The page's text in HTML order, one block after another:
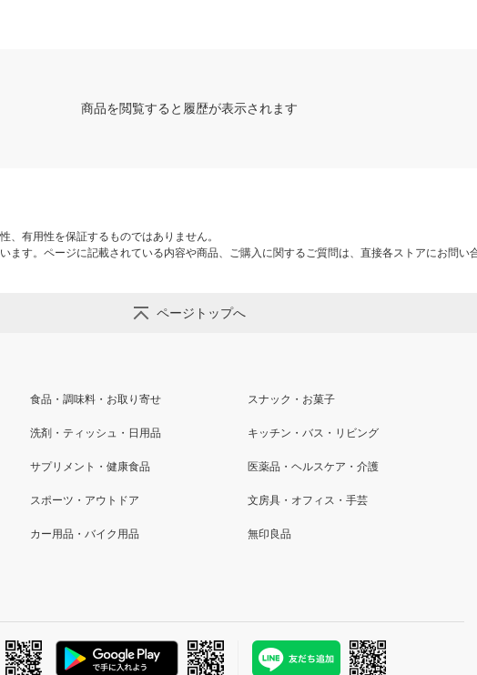
商品を閲覧すると履歴が表示されます
有用性を保証するものではありません。
す。ページに記載されている内容や商品、ご購入に関するご質問は、直接各ストアにお問い
ページトップへ
食品・調味料・お取り寄せ スナック・お菓子
洗剤・ティッシュ・日用品 キッチン・バス・リビング
サプリメント・健康食品 医薬品・ヘルスケア・介護
スポーツ・アウトドア 文房具・オフィス・手芸
カー用品・バイク用品 無印良品